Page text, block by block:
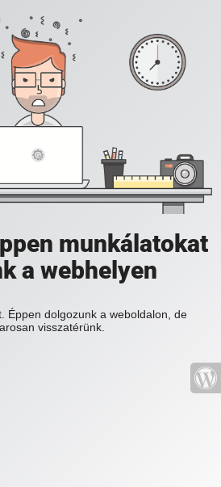
munkálatokat
a webhelyen
Éppen dolgozunk a weboldalon, de
visszatérünk.